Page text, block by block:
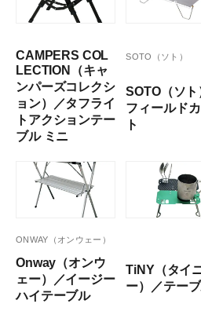
CAMPERS COL
LECTION（キャ
ンパーズコレクシ
ョン）／タフライ
トアクションテー
ブル ミニ
SOTO（ソト）
SOTO（ソト
フィールド
ト
ONWAY（オンウェー）
Onway（オンウ
ェー）／イージー
ハイテーブル
TiNY（タイ
ー）／テー